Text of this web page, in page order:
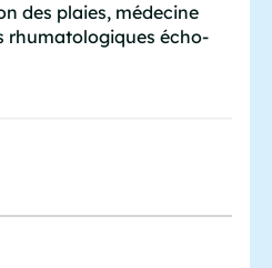
des plaies, médecine
rhumatologiques écho-